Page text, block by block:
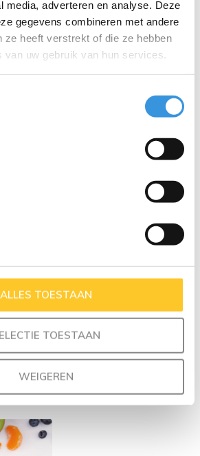
media, adverteren en analyse. Deze
gegevens combineren met andere
ze heeft verstrekt of die ze hebben
van uw gebruik van hun services.
ALLES TOESTAAN
TOESTAAN
WEIGEREN
vormpjes Blush
vormpjes scheid je eenvoudig
in de lunchbox op een speelse en
flexibele zigzagranden passen in
waardoor je gemakkelijk snacks, dips,
Fork & Spoon, Wrap Bands en Stix
vormpjes in verschillende kleuren
food-grade platinum siliconen